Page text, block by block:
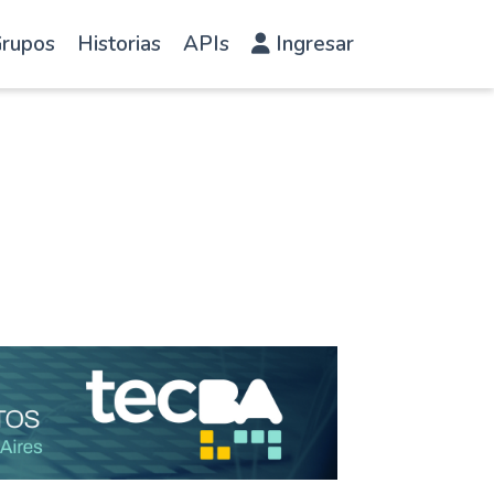
Historias APIs Ingresar